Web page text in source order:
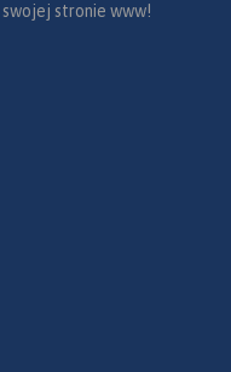
stronie www!